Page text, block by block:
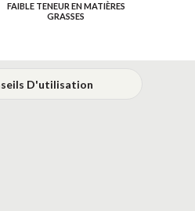
FAIBLE TENEUR EN MATIÈRES
GRASSES
D'utilisation